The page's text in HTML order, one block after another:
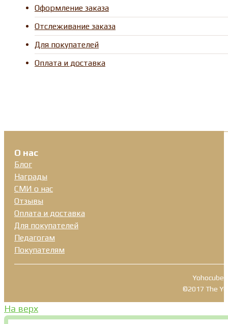
Оформление заказа
Отслеживание заказа
Для покупателей
Оплата и доставка
О нас
Блог
Награды
СМИ о нас
Отзывы
Оплата и доставка
Для покупателей
Педагогам
Покупателям
Yohocube
©2017 The
На верх